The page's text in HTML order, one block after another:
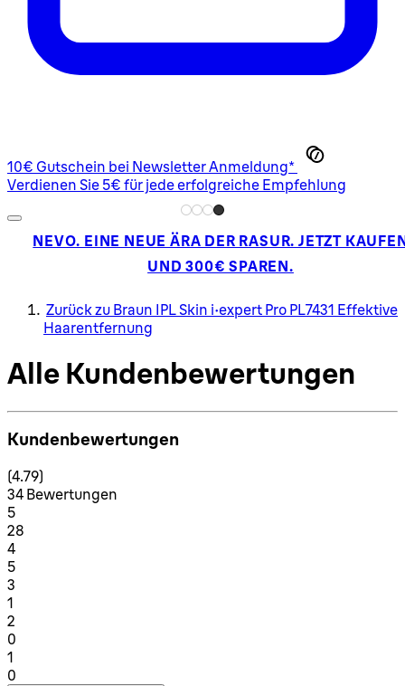
10€ Gutschein bei Newsletter Anmeldung*
Verdienen Sie 5€ für jede erfolgreiche Empfehlung
NEVO. EINE NEUE ÄRA DER RASUR. JETZT
UND 300€ SPAREN.
Zurück zu Braun IPL Skin i·expert Pro PL7431 Effektive
Haarentfernung
Alle Kundenbewertungen
Kundenbewertungen
4.79 Sterne von maximal 5
(4.79)
34 Bewertungen
51 Sterne von maximal 1
28
41 Sterne von maximal 1
5
3
1
2
0
1
0